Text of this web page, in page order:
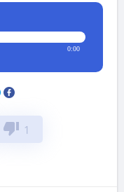
0:00
thumb_down 1